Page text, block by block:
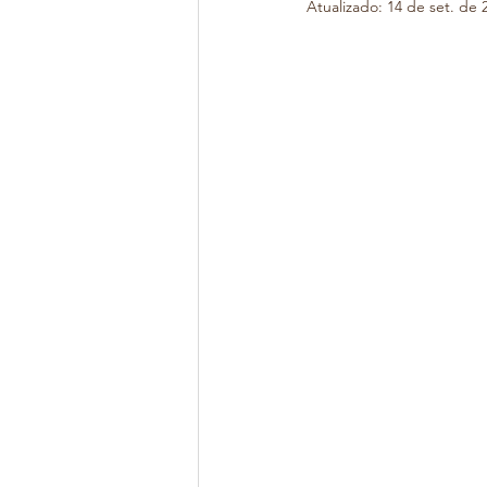
Atualizado: 14 de set. de